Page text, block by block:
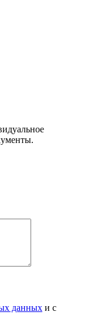
данных и с